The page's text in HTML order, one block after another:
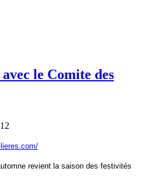
le Comite des
revient la saison des festivités